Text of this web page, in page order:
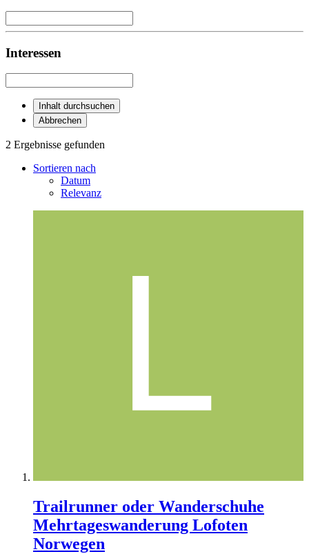
Interessen
Inhalt durchsuchen
Abbrechen
2 Ergebnisse gefunden
Sortieren nach
Datum
Relevanz
Trailrunner oder Wanderschuhe
Mehrtageswanderung Lofoten
Norwegen